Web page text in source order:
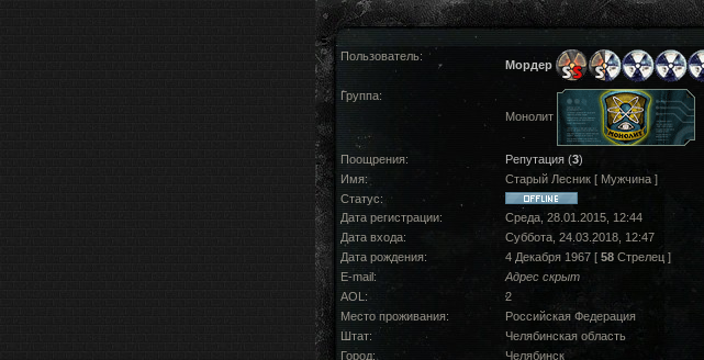
Пользователь:
Мордер
Группа:
Монолит
Поощрения: Репутация (3)
Имя:
Старый Лесник [ Мужчина ]
Статус:
Дата регистрации:
Среда, 28.01.2015, 12:44
Дата входа:
Суббота, 24.03.2018, 12:47
Дата рождения:
4 Декабря 1967 [ 58 Стрелец ]
E-mail:
Адрес скрыт
AOL:
2
Место проживания:
Российская Федерация
Штат:
Челябинская область
Город:
Челябинск